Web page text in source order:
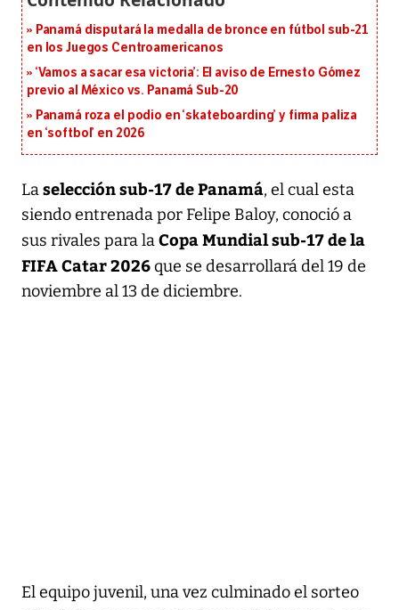
Panamá disputará la medalla de bronce en fútbol sub-21
en los Juegos Centroamericanos
‘Vamos a sacar esa victoria’: El aviso de Ernesto Gómez
previo al México vs. Panamá Sub-20
Panamá roza el podio en ‘skateboarding’ y firma paliza
en ‘softbol’ en 2026
Laselección sub-17 de Panamá, el cual esta
siendo entrenada por Felipe Baloy, conoció a
sus rivales para laCopa Mundial sub-17 de la
FIFA Catar 2026que se desarrollará del 19 de
noviembre al 13 de diciembre.
El equipo juvenil, una vez culminado el sorteo